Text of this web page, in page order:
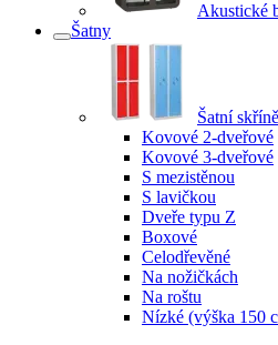
Akustické
Šatny
Šatní skříně
Kovové 2-dveřové
Kovové 3-dveřové
S mezistěnou
S lavičkou
Dveře typu Z
Boxové
Celodřevěné
Na nožičkách
Na roštu
Nízké (výška 150